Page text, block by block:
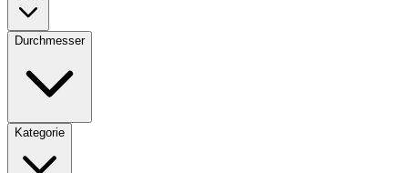
Durchmesser
Kategorie